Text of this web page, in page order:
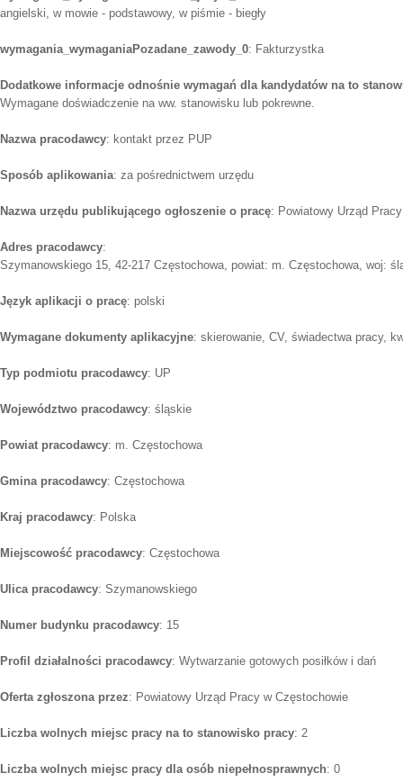
angielski, w mowie - podstawowy, w piśmie - biegły
wymagania_wymaganiaPozadane_zawody_0: Fakturzystka
Dodatkowe informacje odnośnie wymagań dla kandydatów na to
Wymagane doświadczenie na ww. stanowisku lub pokrewne.
Nazwa pracodawcy: kontakt przez PUP
Sposób aplikowania: za pośrednictwem urzędu
Nazwa urzędu publikującego ogłoszenie o pracę: Powiatowy Urząd
Adres pracodawcy:
Szymanowskiego 15, 42-217 Częstochowa, powiat: m. Częstochowa, woj:
Język aplikacji o pracę: polski
Wymagane dokumenty aplikacyjne: skierowanie, CV, świadectwa pracy,
Typ podmiotu pracodawcy: UP
Województwo pracodawcy: śląskie
Powiat pracodawcy: m. Częstochowa
Gmina pracodawcy: Częstochowa
Kraj pracodawcy: Polska
Miejscowość pracodawcy: Częstochowa
Ulica pracodawcy: Szymanowskiego
Numer budynku pracodawcy: 15
Profil działalności pracodawcy: Wytwarzanie gotowych posiłków i dań
Oferta zgłoszona przez: Powiatowy Urząd Pracy w Częstochowie
Liczba wolnych miejsc pracy na to stanowisko pracy: 2
Liczba wolnych miejsc pracy dla osób niepełnosprawnych: 0